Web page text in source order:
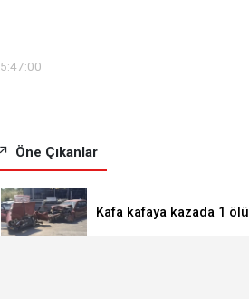
Öne Çıkanlar
Kafa kafaya kazada 1 ölü